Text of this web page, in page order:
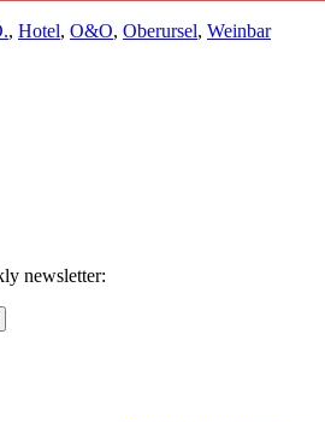
, Hotel, O&O, Oberursel, Weinbar
newsletter: